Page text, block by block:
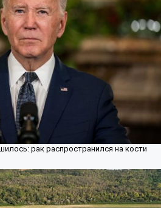
рак распространился на кости